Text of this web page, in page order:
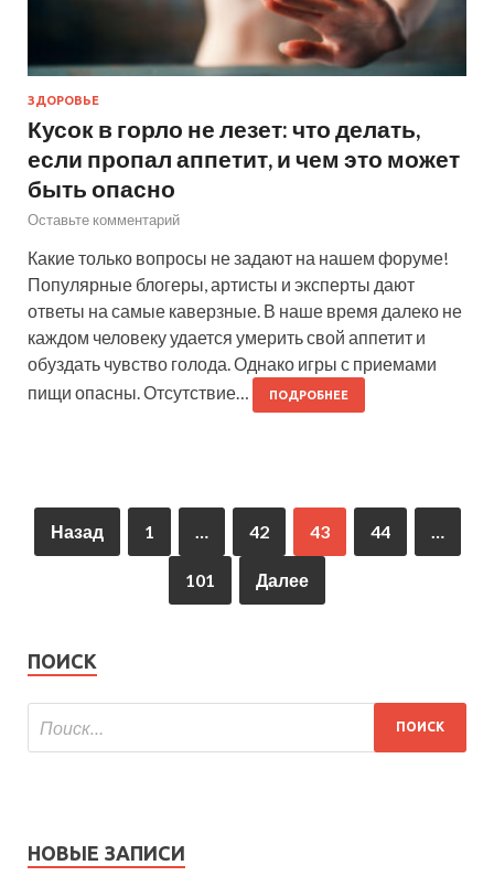
ЗДОРОВЬЕ
Кусок в горло не лезет: что делать,
если пропал аппетит, и чем это может
быть опасно
Оставьте комментарий
Какие только вопросы не задают на нашем форуме!
Популярные блогеры, артисты и эксперты дают
ответы на самые каверзные. В наше время далеко не
каждом человеку удается умерить свой аппетит и
обуздать чувство голода. Однако игры с приемами
пищи опасны. Отсутствие…
ПОДРОБНЕЕ
Назад 1 42 43 44
101 Далее
ПОИСК
НОВЫЕ ЗАПИСИ